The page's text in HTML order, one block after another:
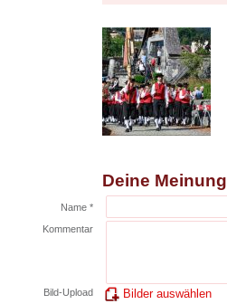
Deine Meinung
Name *
Kommentar
Bild-Upload Bilder auswählen